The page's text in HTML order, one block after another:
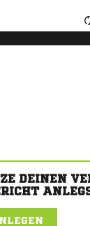
DEINEN